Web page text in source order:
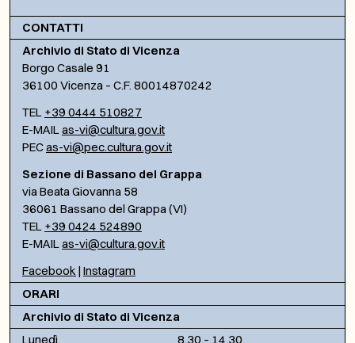
CONTATTI
Archivio di Stato di Vicenza
Borgo Casale 91
36100 Vicenza – C.F. 80014870242
TEL +39 0444 510827
E-MAILas-vi@cultura.gov.it
PECas-vi@pec.cultura.gov.it
Sezione di Bassano del Grappa
via Beata Giovanna 58
36061 Bassano del Grappa (VI)
TEL +39 0424 524890
E-MAILas-vi@cultura.gov.it
Facebook | Instagram
ORARI
Archivio di Stato di Vicenza
Lunedì
8.30 – 14.30